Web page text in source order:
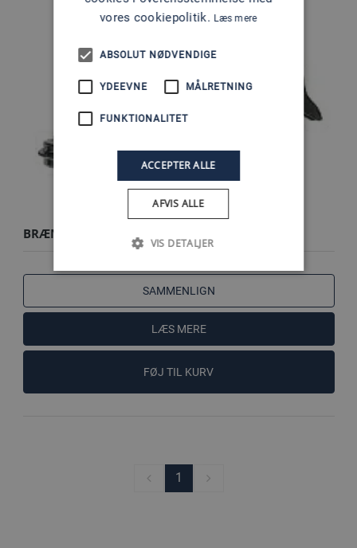
BRÆNDSTOFPUMPE V8
SAMMENLIGN
LÆS MERE
FØJ TIL KURV
1
vores cookiepolitik. Læs mere
ABSOLUT NØDVENDIGE
YDEEVNE MÅLRETNING
FUNKTIONALITET
ACCEPTER ALLE
AFVIS ALLE
VIS DETALJER